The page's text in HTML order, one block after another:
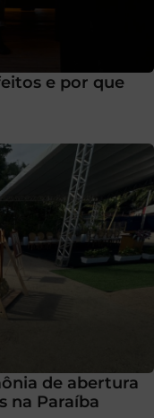
e por que
de abertura
na Paraíba